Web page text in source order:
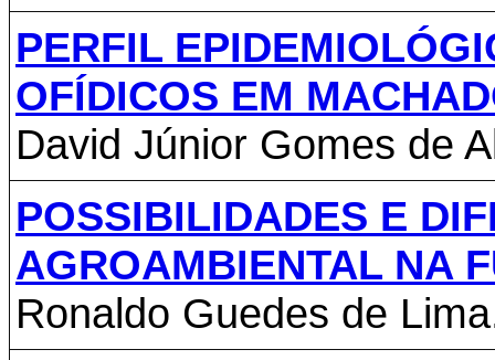
PERFIL
OFÍDICOS EM
David Júnior Gomes de
POSSIBILIDADES E
AGROAMBIENTAL NA
Ronaldo Guedes de